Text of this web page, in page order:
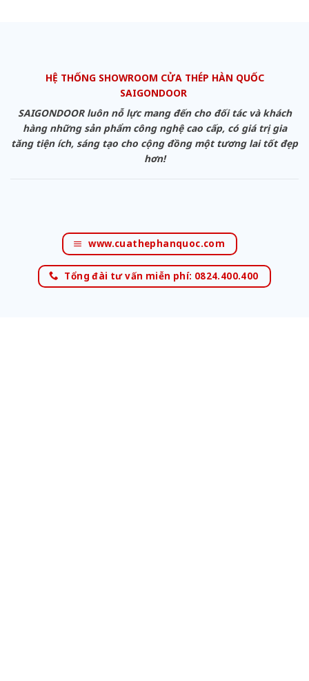
HỆ THỐNG SHOWROOM CỬA THÉP HÀN QUỐC
SAIGONDOOR
SAIGONDOOR luôn nỗ lực mang đến cho đối tác và khách
hàng những sản phẩm công nghệ cao cấp, có giá trị gia
tăng tiện ích, sáng tạo cho cộng đồng một tương lai tốt đẹp
hơn!
www.cuathephanquoc.com
Tổng đài tư vấn miễn phí: 0824.400.400